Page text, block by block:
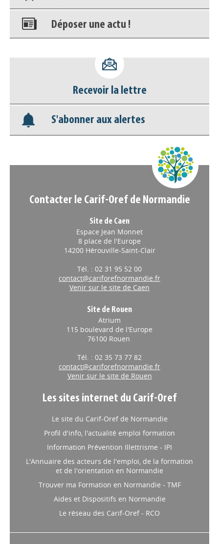
Déposer une actu !
déconnecter)
Base documentaire
Nos veilles Scoop.it
Recevoir la lettre
S'abonner aux alertes
Contacter le Carif-Oref de Normandie
Site de Caen
Espace Jean Monnet
8 place de l'Europe
14200 Hérouville-Saint-Clair
Tél. : 02 31 95 52 00
contact@cariforefnormandie.fr
Venir sur le site de Caen
Site de Rouen
Atrium
115 boulevard de l'Europe
76100 Rouen
Tél. : 02 35 73 77 82
contact@cariforefnormandie.fr
Venir sur le site de Rouen
Les sites internet du Carif-Oref
Le site du Carif-Oref de Normandie
Profil d'info, l'actualité emploi formation
Information Prévention Illettrisme - IPI
L'Annuaire des acteurs de l'emploi, de la formation
et de l'orientation en Normandie
Trouver ma Formation en Normandie - TMF
Aides et Dispositifs en Normandie
Le réseau des Carif-Oref - RCO